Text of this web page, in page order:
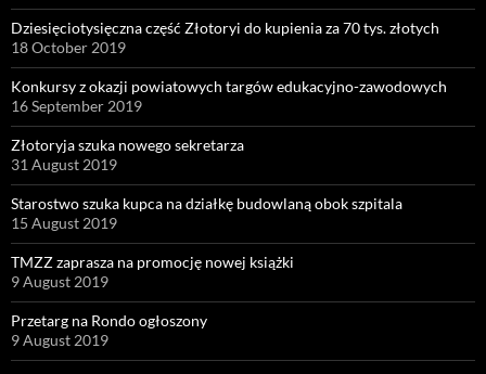
Dziesięciotysięczna część Złotoryi do kupienia za 70 tys. złotych
18 October 2019
Konkursy z okazji powiatowych targów edukacyjno-zawodowych
16 September 2019
Złotoryja szuka nowego sekretarza
31 August 2019
Starostwo szuka kupca na działkę budowlaną obok szpitala
15 August 2019
TMZZ zaprasza na promocję nowej książki
9 August 2019
Przetarg na Rondo ogłoszony
9 August 2019